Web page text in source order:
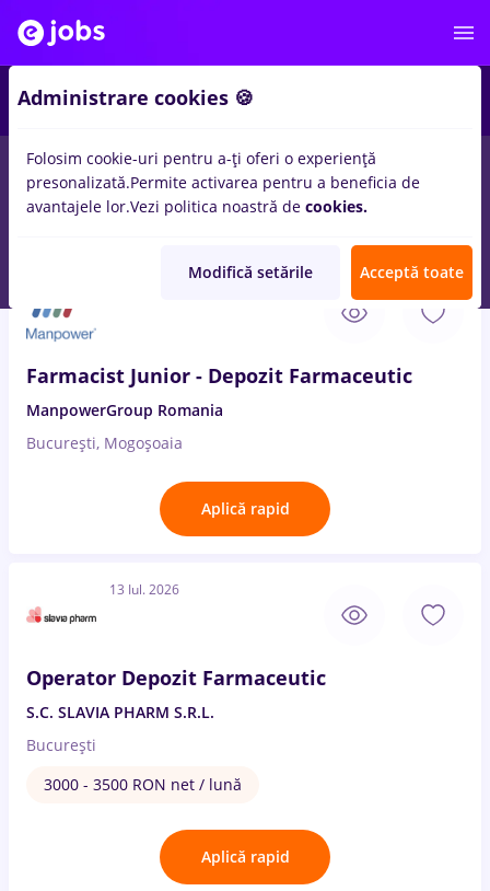
Salarii Remote (de acasă) București Cluj-
Farmacist Junior - Depozit Farmaceutic
ManpowerGroup Romania
București, Mogoșoaia
Aplică rapid
13 Iul. 2026
Operator Depozit Farmaceutic
S.C. SLAVIA PHARM S.R.L.
București
3000 - 3500 RON net / lună
Aplică rapid
Administrare cookies 🍪
Folosim cookie-uri pentru a-ți oferi o experiență
presonalizată.Permite activarea pentru a beneficia de
avantajele lor.Vezi politica noastră de cookies.
Modifică setările Acceptă toate